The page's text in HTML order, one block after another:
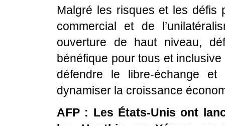
Malgré les risques et les défis
commercial et de
ouverture de haut niveau,
bénéfique pour tous et
défendre le libre-échange
dynamiser la croissance
AFP : Les États-Unis ont